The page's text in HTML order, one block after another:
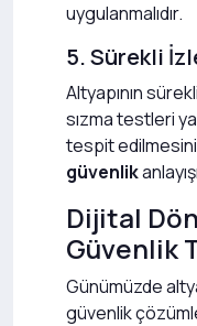
uygulanmalıdır.
5. Sürekli
Altyapının
sızma testleri
tespit edilmesini
güvenlik
Dijital
Güvenlik
Günümüzde
güvenlik